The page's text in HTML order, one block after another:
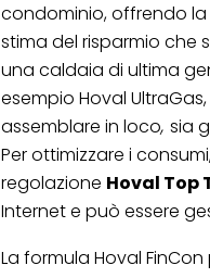
condominio, offrendo la
stima del risparmio che
una caldaia di ultima
esempio Hoval
assemblare in loco, sia
Per ottimizzare i
regolazione Hoval Top
Internet e può essere
La formula Hoval